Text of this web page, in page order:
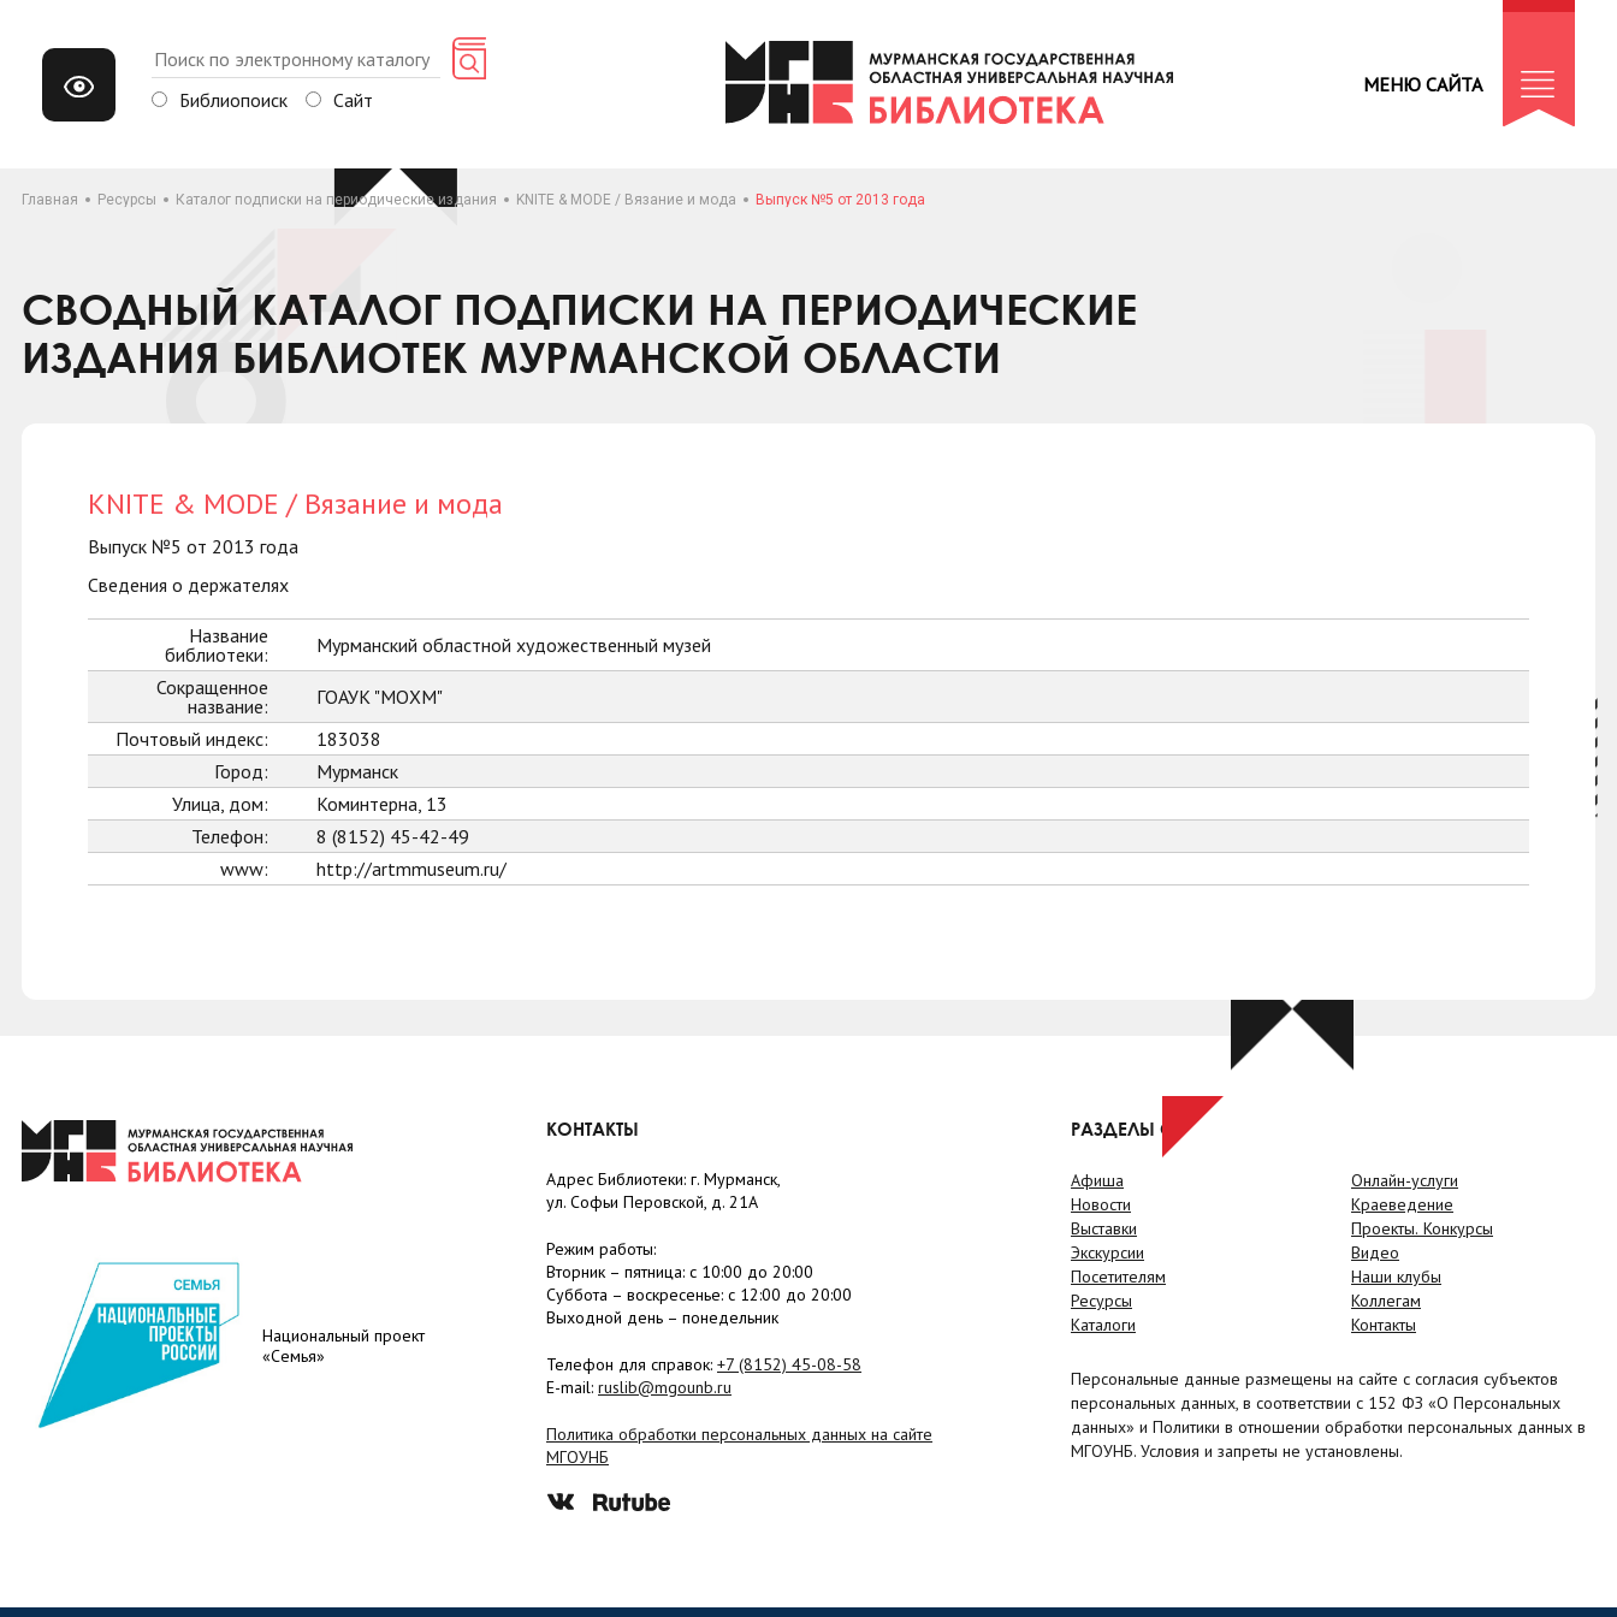
Библиопоиск Сайт
МЕНЮ САЙТА
Главная Ресурсы Каталог подписки на периодические издания KNITE & MODE / Вязание и мода Выпуск №5 от 2013 года
СВОДНЫЙ КАТАЛОГ ПОДПИСКИ НА ПЕРИОДИЧЕСКИЕ
ИЗДАНИЯ БИБЛИОТЕК МУРМАНСКОЙ ОБЛАСТИ
KNITE & MODE / Вязание и мода
Выпуск №5 от 2013 года
Сведения о держателях
Название
библиотеки:
Мурманский областной художественный музей
Сокращенное
название:
ГОАУК "МОХМ"
Почтовый индекс:
183038
Город:
Мурманск
Улица, дом:
Коминтерна, 13
Телефон:
8 (8152) 45-42-49
www:
http://artmmuseum.ru/
Национальный проект
«Семья»
КОНТАКТЫ
Адрес Библиотеки: г. Мурманск,
ул. Софьи Перовской, д. 21А
Режим работы:
Вторник – пятница: с 10:00 до 20:00
Суббота – воскресенье: c 12:00 до 20:00
Выходной день – понедельник
Телефон для справок: +7 (8152) 45-08-58
E-mail: ruslib@mgounb.ru
Политика обработки персональных данных на сайте
МГОУНБ
РАЗДЕЛЫ САЙТА
Афиша
Новости
Выставки
Экскурсии
Посетителям
Ресурсы
Каталоги
Онлайн-услуги
Краеведение
Проекты. Конкурсы
Видео
Наши клубы
Коллегам
Контакты
Персональные данные размещены на сайте с согласия субъектов
персональных данных, в соответствии с 152 ФЗ «О Персональных
данных» и Политики в отношении обработки персональных данных в
МГОУНБ. Условия и запреты не установлены.